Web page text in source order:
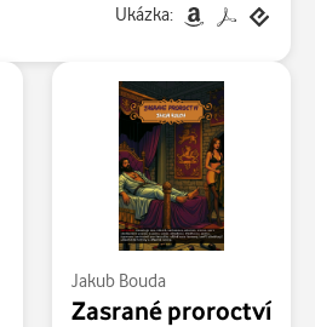
Ukázka:
Jakub Bouda
Zasrané proroctví